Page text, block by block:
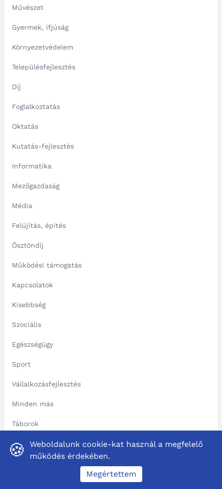
Művészet
Gyermek, ifjúság
Környezetvédelem
Településfejlesztés
Díj
Foglalkoztatás
Oktatás
Kutatás-fejlesztés
Informatika
Mezőgazdaság
Média
Felújítás, építés
Ösztöndíj
Működési támogatás
Kapcsolatok
Kisebbség
Szociális
Egészségügy
Sport
Vállalkozásfejlesztés
Minden más
Táborok
Közigazgatás
🍪
Weboldalunk cookie-kat használ a megfelelő
működés érdekében.
Megértettem